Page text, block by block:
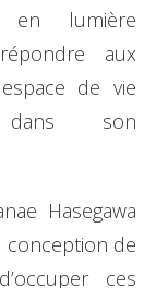
lumière
aux
de vie
dans son
Hasegawa
conception de
ces